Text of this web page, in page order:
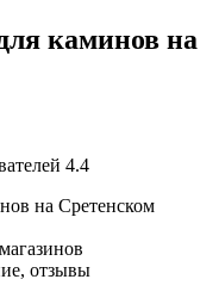
каминов на
4.4
на Сретенском
отзывы